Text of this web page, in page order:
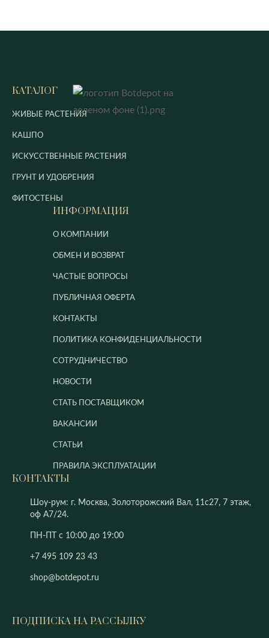
КАТАЛОГ
ЖИВЫЕ РАСТЕНИЯ
КАШПО
ИСКУССТВЕННЫЕ РАСТЕНИЯ
ГРУНТ И УДОБРЕНИЯ
ФИТОСТЕНЫ
ИНФОРМАЦИЯ
О КОМПАНИИ
ОБМЕН И ВОЗВРАТ
ЧАСТЫЕ ВОПРОСЫ
ПУБЛИЧНАЯ ОФЕРТА
КОНТАКТЫ
ПОЛИТИКА КОНФИДЕНЦИАЛЬНОСТИ
СОТРУДНИЧЕСТВО
НОВОСТИ
СТАТЬ ПОСТАВЩИКОМ
ВАКАНСИИ
СТАТЬИ
ПРАВИЛА ЭКСПЛУАТАЦИИ
КОНТАКТЫ
Шоу-рум: г. Москва, Золоторожский Вал, 11с27, 7 этаж,
оф А7/24.
ПН-ПТ с 10:00 до 19:00
+7 495 109 23 43
shop@botdepot.ru
ПОДПИСКА НА РАССЫЛКУ